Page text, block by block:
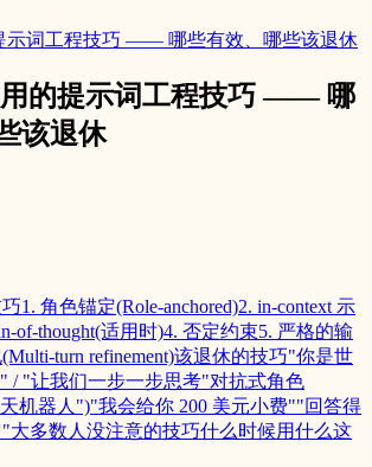
示词工程技巧 —— 哪些有效、哪些该退休
用的提示词工程技巧 —— 哪
该退休
1. 角色锚定(Role-anchored)2. in-context 示
of-thought(适用时)4. 否定约束5. 严格的输
turn refinement)该退休的技巧"你是世
/ "让我们一步一步思考"对抗式角色
机器人")"我会给你 200 美元小费""回答得
大多数人没注意的技巧什么时候用什么这